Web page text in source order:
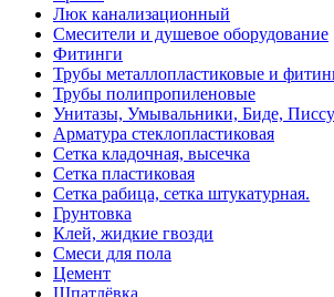
Люк канализационный
Смесители и душевое оборудование
Фитинги
Трубы металлопластиковые и
Трубы полипропиленовые
Унитазы, Умывальники, Биде,
Арматура стеклопластиковая
Сетка кладочная, высечка
Сетка пластиковая
Сетка рабица, сетка штукатурная.
Грунтовка
Клей, жидкие гвозди
Смеси для пола
Цемент
Шпатлёвка